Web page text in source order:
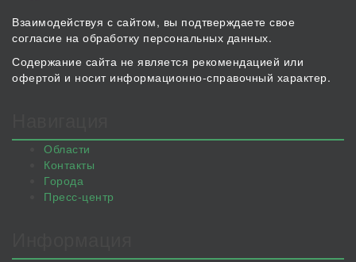
Взаимодействуя с сайтом, вы подтверждаете свое
согласие на обработку персональных данных.
Содержание сайта не является рекомендацией или
офертой и носит информационно-справочный характер.
Области
Контакты
Города
Пресс-центр